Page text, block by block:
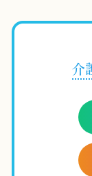
介